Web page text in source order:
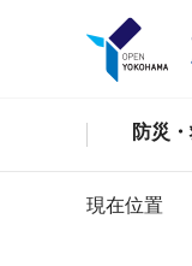
防災
現在位置